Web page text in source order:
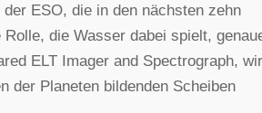
ESO, die in den nächsten zehn
die Wasser dabei spielt,
ELT Imager and Spectrograph,
der Planeten bildenden Scheiben